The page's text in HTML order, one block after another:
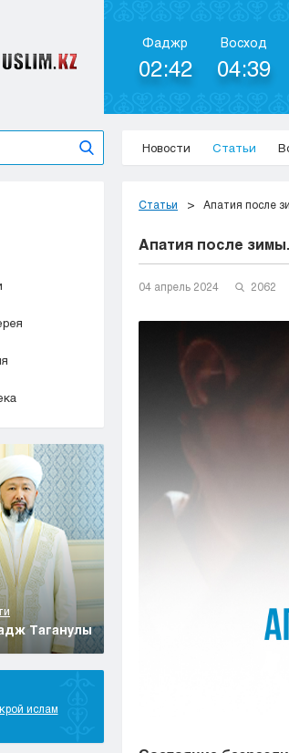
Фаджр
02:42
Восход
04:39
Новости Статьи
Таганулы
ислам
Статьи Апатия после
Апатия после
04 апрель 2024 2062